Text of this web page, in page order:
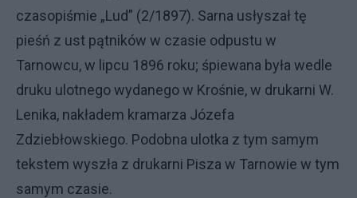
czasopiśmie „Lud” (2/1897). Sarna usłyszał tę
pieśń z ust pątników w czasie odpustu w
Tarnowcu, w lipcu 1896 roku; śpiewana była wedle
druku ulotnego wydanego w Krośnie, w drukarni W.
Lenika, nakładem kramarza Józefa
Zdziebłowskiego. Podobna ulotka z tym samym
tekstem wyszła z drukarni Pisza w Tarnowie w tym
samym czasie.